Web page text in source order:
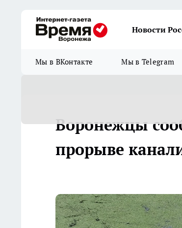
Новости
Мы в ВКонтакте Мы в Telegram
Воронежцы
прорыве